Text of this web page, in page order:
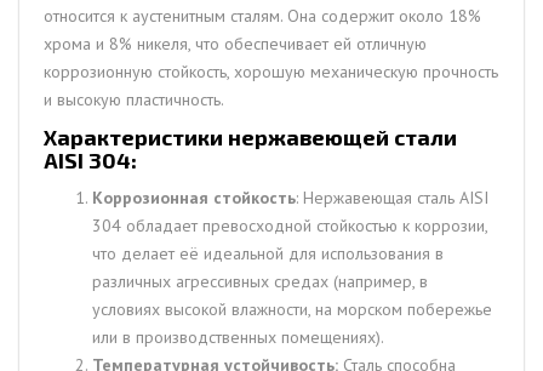
относится к аустенитным сталям. Она содержит около 18%
хрома и 8% никеля, что обеспечивает ей отличную
коррозионную стойкость, хорошую механическую прочность
и высокую пластичность.
Характеристики нержавеющей стали
AISI 304:
Коррозионная стойкость: Нержавеющая сталь AISI
304 обладает превосходной стойкостью к коррозии,
что делает её идеальной для использования в
различных агрессивных средах (например, в
условиях высокой влажности, на морском побережье
или в производственных помещениях).
Температурная устойчивость: Сталь способна